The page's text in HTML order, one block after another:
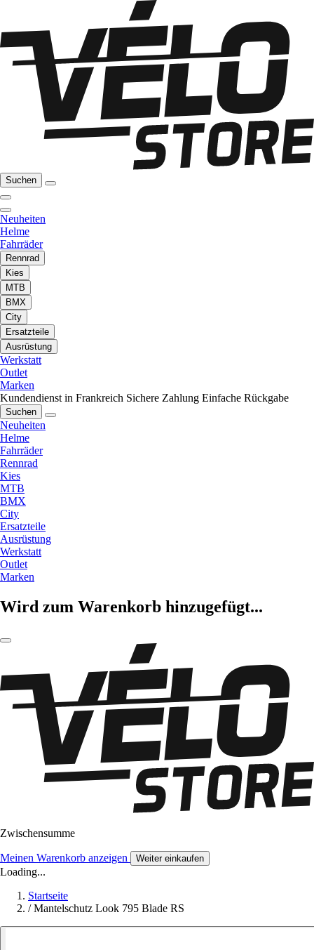
Suchen
Neuheiten
Helme
Fahrräder
Rennrad
Kies
MTB
BMX
City
Ersatzteile
Ausrüstung
Werkstatt
Outlet
Marken
Kundendienst in Frankreich Sichere Zahlung Einfache Rückgabe
Suchen
Neuheiten
Helme
Fahrräder
Rennrad
Kies
MTB
BMX
City
Ersatzteile
Ausrüstung
Werkstatt
Outlet
Marken
Wird zum Warenkorb hinzugefügt...
Zwischensumme
Meinen Warenkorb anzeigen Weiter einkaufen
Loading...
Startseite
/ Mantelschutz Look 795 Blade RS